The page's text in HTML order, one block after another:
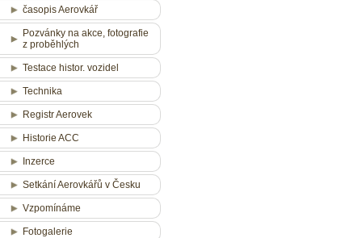
časopis Aerovkář
Pozvánky na akce, fotografie
z proběhlých
Testace histor. vozidel
Technika
Registr Aerovek
Historie ACC
Inzerce
Setkání Aerovkářů v Česku
Vzpomínáme
Fotogalerie